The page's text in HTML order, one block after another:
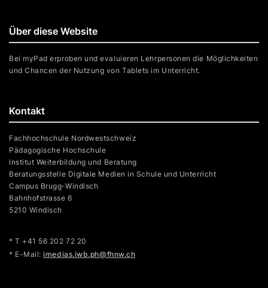
Kontakt
Fachhochschule Nordwestschweiz
Pädagogische Hochschule
Institut Weiterbildung und Beratung
Beratungsstelle Digitale Medien in Schule und Unterricht
Campus Brugg-Windisch
Bahnhofstrasse 6
5210 Windisch
* T +41 56 202 72 20
* E-Mail:imedias.iwb.ph@fhnw.ch
Über diese Website
Bei myPad erproben und evaluieren Lehrpersonen die Möglichkeiten
und Chancen der Nutzung von Tablets im Unterricht.